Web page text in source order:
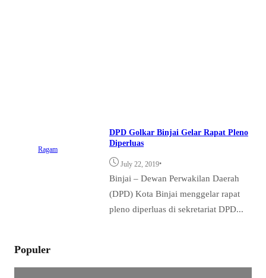
Ragam
DPD Golkar Binjai Gelar Rapat Pleno
Diperluas
July 22, 2019•
Binjai – Dewan Perwakilan Daerah
(DPD) Kota Binjai menggelar rapat
pleno diperluas di sekretariat DPD...
Populer